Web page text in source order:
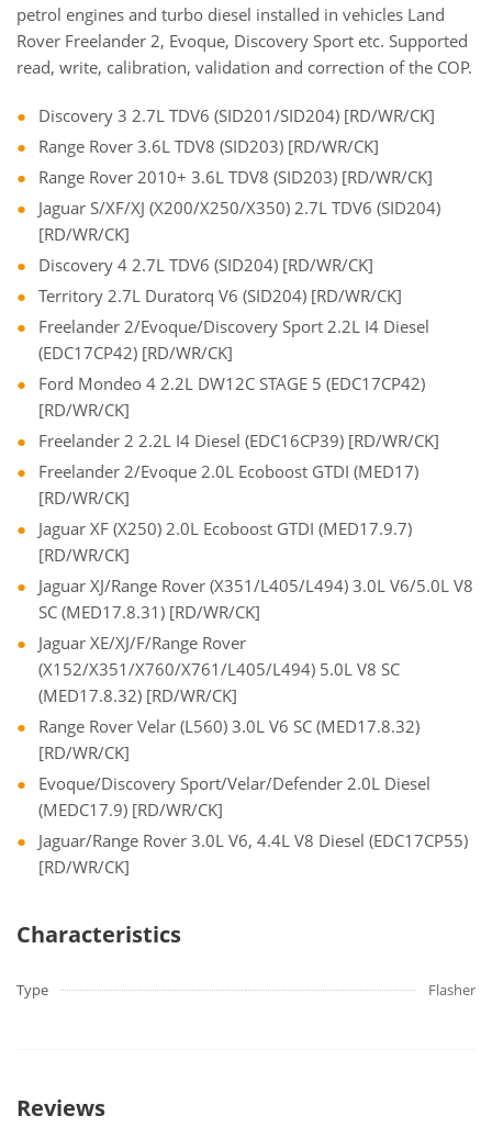
petrol engines and turbo diesel installed in vehicles Land
Rover Freelander 2, Evoque, Discovery Sport etc. Supported
read, write, calibration, validation and correction of the COP.
Discovery 3 2.7L TDV6 (SID201/SID204) [RD/WR/CK]
Range Rover 3.6L TDV8 (SID203) [RD/WR/CK]
Range Rover 2010+ 3.6L TDV8 (SID203) [RD/WR/CK]
Jaguar S/XF/XJ (X200/X250/X350) 2.7L TDV6 (SID204)
[RD/WR/CK]
Discovery 4 2.7L TDV6 (SID204) [RD/WR/CK]
Territory 2.7L Duratorq V6 (SID204) [RD/WR/CK]
Freelander 2/Evoque/Discovery Sport 2.2L I4 Diesel
(EDC17CP42) [RD/WR/CK]
Ford Mondeo 4 2.2L DW12C STAGE 5 (EDC17CP42)
[RD/WR/CK]
Freelander 2 2.2L I4 Diesel (EDC16CP39) [RD/WR/CK]
Freelander 2/Evoque 2.0L Ecoboost GTDI (MED17)
[RD/WR/CK]
Jaguar XF (X250) 2.0L Ecoboost GTDI (MED17.9.7)
[RD/WR/CK]
Jaguar XJ/Range Rover (X351/L405/L494) 3.0L V6/5.0L V8
SC (MED17.8.31) [RD/WR/CK]
Jaguar XE/XJ/F/Range Rover
(X152/X351/X760/X761/L405/L494) 5.0L V8 SC
(MED17.8.32) [RD/WR/CK]
Range Rover Velar (L560) 3.0L V6 SC (MED17.8.32)
[RD/WR/CK]
Evoque/Discovery Sport/Velar/Defender 2.0L Diesel
(MEDC17.9) [RD/WR/CK]
Jaguar/Range Rover 3.0L V6, 4.4L V8 Diesel (EDC17CP55)
[RD/WR/CK]
Characteristics
Type Flasher
Reviews